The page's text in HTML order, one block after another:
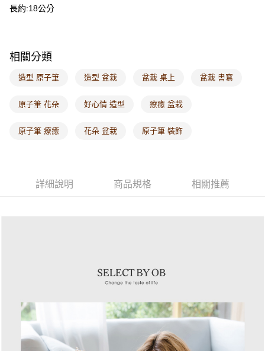
每筆NT$60，滿NT$1,000(含以上)免運費
每筆NT$120，滿NT$1,000(含以上)免運費
付款後門市自取
海外配送-港/澳/新/馬/泰國專屬
海外配送-其他亞洲地區
長約:18公分
相關分類
造型 原子筆 造型 盆栽 盆栽 桌上 盆栽 書寫
原子筆 花朵 好心情 造型 療癒 盆栽
原子筆 療癒 花朵 盆栽 原子筆 裝飾
詳細說明 商品規格 相關推薦